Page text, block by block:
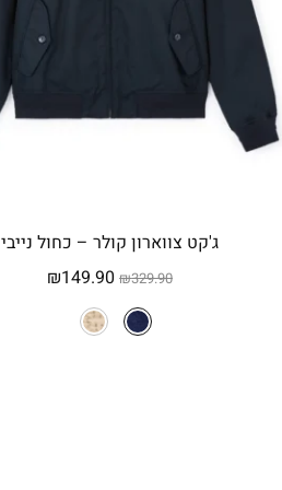
ג'קט צווארון קולר – כחול נייבי
₪329.90
המחיר
המקורי
היה:
₪149.90 המחיר